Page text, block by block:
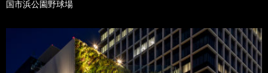
国市浜公園野球場